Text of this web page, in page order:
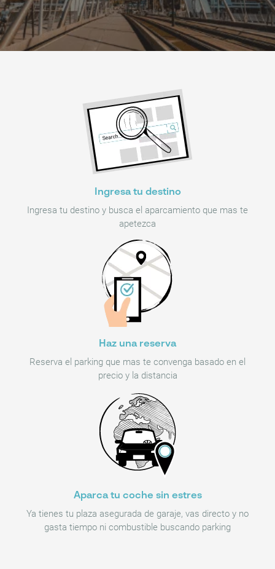
Ingresa tu destino
Ingresa tu destino y busca el aparcamiento que mas te
apetezca
Haz una reserva
Reserva el parking que mas te convenga basado en el
precio y la distancia
Aparca tu coche sin estres
Ya tienes tu plaza asegurada de garaje, vas directo y no
gasta tiempo ni combustible buscando parking